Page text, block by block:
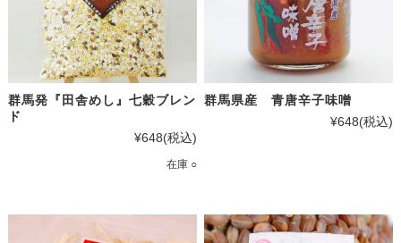
群馬発『田舎めし』七穀ブレン
ド
¥648(税込)
在庫 ○
群馬県産 青唐辛子味噌
¥648(税込)